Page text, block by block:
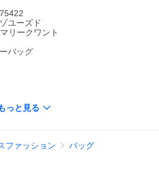
ユーズド
リークワント
バッグ
バッグ レディース プリント
り採寸しております。
っと見る
ファッション
バッグ